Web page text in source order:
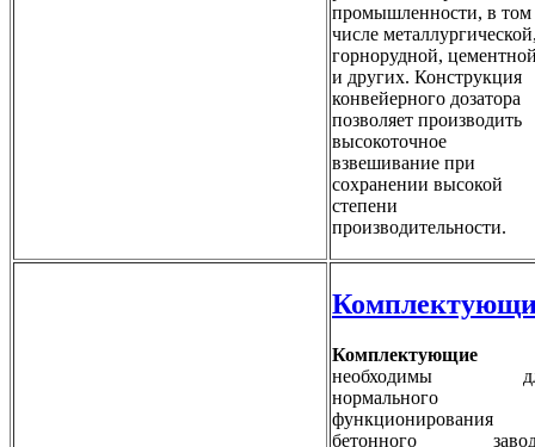
промышленности, в том
числе
горнорудной,
и других. Конструкция
конвейерного дозатора
позволяет производить
высокоточное
взвешивание при
сохранении высокой
степени
производительности.
Комплектующие
необходимы
нормального
функционирования
бетонного